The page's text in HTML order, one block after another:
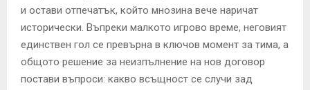
и остави отпечатък, който мнозина вече наричат
исторически. Въпреки малкото игрово време, неговият
единствен гол се превърна в ключов момент за тима, а
общото решение за неизпълнение на нов договор
постави въпроси: какво всъщност се случи зад